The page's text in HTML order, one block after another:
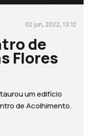
02 jun, 2022, 13:12
de
Flores
um edifício
de Acolhimento.